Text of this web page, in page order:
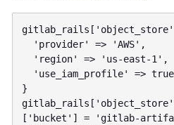
}
['bucket'] = 'gitlab-